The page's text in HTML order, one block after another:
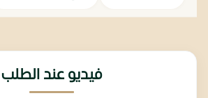
فيديو عند الطلب